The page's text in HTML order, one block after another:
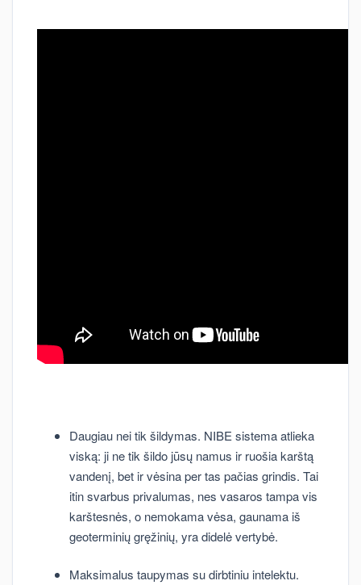
Daugiau nei tik šildymas. NIBE sistema atlieka
viską: ji ne tik šildo jūsų namus ir ruošia karštą
vandenį, bet ir vėsina per tas pačias grindis. Tai
itin svarbus privalumas, nes vasaros tampa vis
karštesnės, o nemokama vėsa, gaunama iš
geoterminių gręžinių, yra didelė vertybė.
Maksimalus taupymas su dirbtiniu intelektu.